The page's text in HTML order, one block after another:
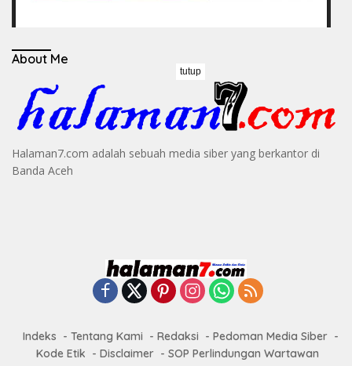
About Me
Halaman7.com adalah sebuah media siber yang berkantor di
Banda Aceh
Indeks Tentang Kami Redaksi
Pedoman Media Siber
Kode Etik
Disclaimer SOP Perlindungan Wartawan
tutup